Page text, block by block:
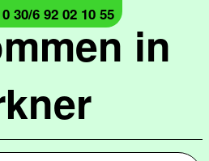
in
30/6 92 02 10 55